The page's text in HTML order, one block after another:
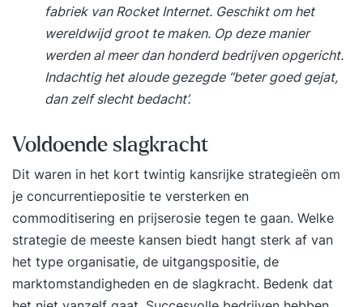
fabriek van Rocket Internet. Geschikt om het
wereldwijd groot te maken. Op deze manier
werden al meer dan honderd bedrijven opgericht.
Indachtig het aloude gezegde “beter goed gejat,
dan zelf slecht bedacht’.
Voldoende slagkracht
Dit waren in het kort twintig kansrijke strategieën om
je concurrentiepositie te versterken en
commoditisering en prijserosie tegen te gaan. Welke
strategie de meeste kansen biedt hangt sterk af van
het type organisatie, de uitgangspositie, de
marktomstandigheden en de slagkracht. Bedenk dat